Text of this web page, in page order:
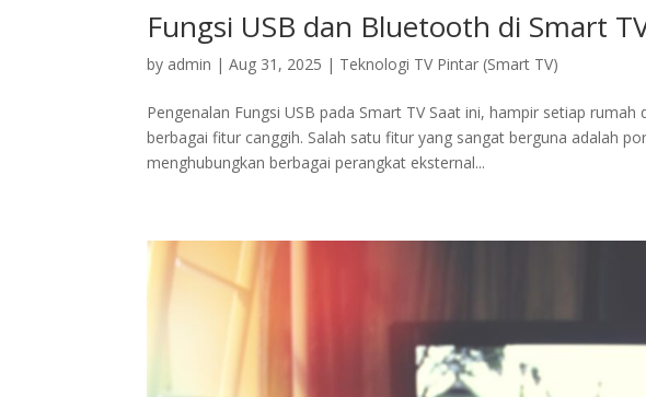
Fungsi USB dan Bluetooth di Smart
by admin |Aug 31, 2025 | Teknologi TV Pintar (Smart TV)
Pengenalan Fungsi USB pada Smart TV Saat ini, hampir setiap
berbagai fitur canggih. Salah satu fitur yang sangat berguna adalah
menghubungkan berbagai perangkat eksternal...